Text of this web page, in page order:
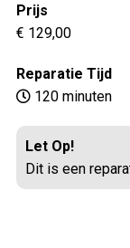
Prijs
€ 129,00
Reparatie Tijd
120 minuten
Let Op!
Dit is een